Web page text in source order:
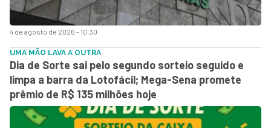
4 de agosto de 2026 - 10:30
UMA MÃO LAVA A OUTRA
Dia de Sorte sai pelo segundo sorteio seguido e
limpa a barra da Lotofácil; Mega-Sena promete
prêmio de R$ 135 milhões hoje